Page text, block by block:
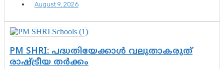
ഓപ്പറേഷനിൽ ആയങ്കി കുടുങ്ങി!
August 9, 2026
PM SHRI: പദ്ധതിയേക്കാൾ വലുതാകരുത്
രാഷ്ട്രീയ തർക്കം